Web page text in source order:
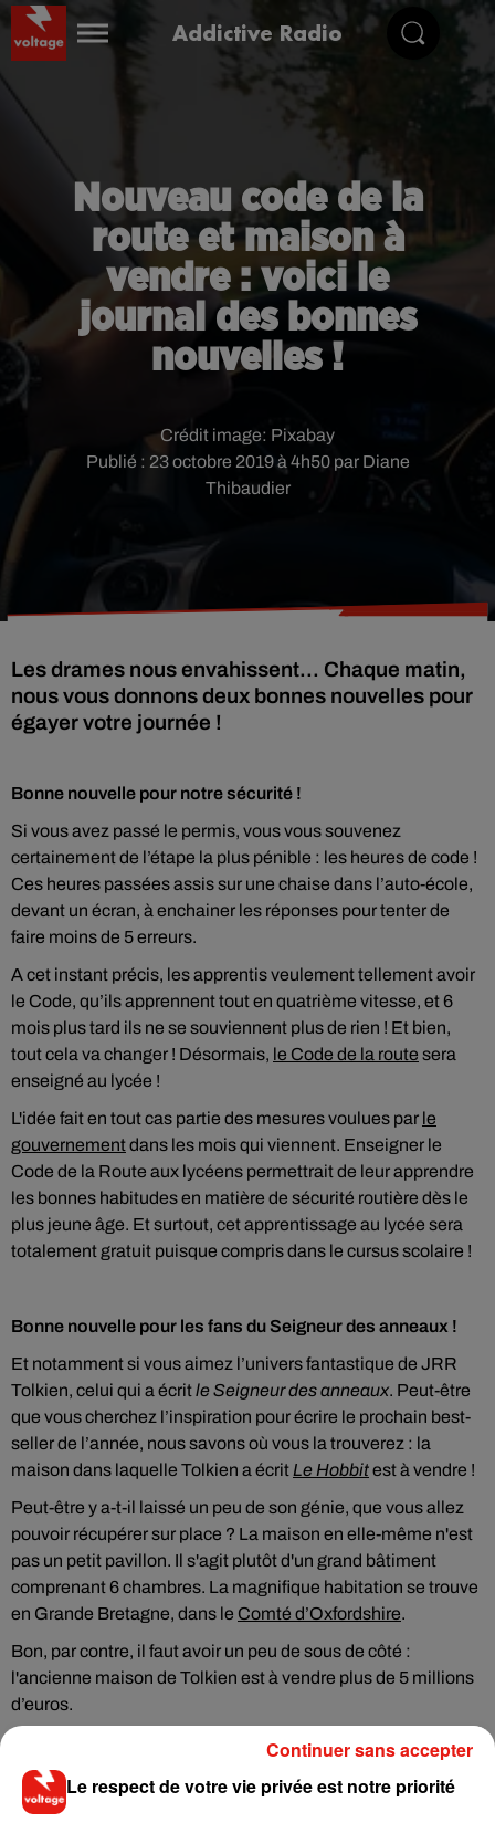
Addictive Radio
Nouveau code de la
route et maison à
vendre : voici le
journal des bonnes
nouvelles !
Publié : 23 octobre 2019 à 4h50 par Diane
Thibaudier
Crédit image: Pixabay
Les drames nous envahissent... Chaque matin,
nous vous donnons deux bonnes nouvelles pour
égayer votre journée !
Bonne nouvelle pour notre sécurité !
Si vous avez passé le permis, vous vous souvenez
certainement de l’étape la plus pénible : les heures de code !
Ces heures passées assis sur une chaise dans l’auto-école,
devant un écran, à enchainer les réponses pour tenter de
faire moins de 5 erreurs.
A cet instant précis, les apprentis veulement tellement avoir
le Code, qu’ils apprennent tout en quatrième vitesse, et 6
mois plus tard ils ne se souviennent plus de rien ! Et bien,
tout cela va changer ! Désormais, le Code de la route sera
enseigné au lycée !
L'idée fait en tout cas partie des mesures voulues par le
gouvernementdans les mois qui viennent. Enseigner le
Code de la Route aux lycéens permettrait de leur apprendre
les bonnes habitudes en matière de sécurité routière dès le
plus jeune âge. Et surtout, cet apprentissage au lycée sera
totalement gratuit puisque compris dans le cursus scolaire !
Bonne nouvelle pour les fans du Seigneur des anneaux !
Et notamment si vous aimez l’univers fantastique de JRR
Tolkien, celui qui a écritle Seigneur des anneaux. Peut-être
que vous cherchez l’inspiration pour écrire le prochain best-
seller de l’année, nous savons où vous la trouverez : la
maison dans laquelle Tolkien a écrit Le Hobbitest à vendre !
Peut-être y a-t-il laissé un peu de son génie, que vous allez
pouvoir récupérer sur place ? La maison en elle-même n'est
pas un petit pavillon. Il s'agit plutôt d'un grand bâtiment
comprenant 6 chambres. La magnifique habitation se trouve
en Grande Bretagne, dans le Comté d’Oxfordshire.
Bon, par contre, il faut avoir un peu de sous de côté :
l'ancienne maison de Tolkien est à vendre plus de 5 millions
d’euros.
Le respect de votre vie privée est notre priorité
Continuer sans accepter